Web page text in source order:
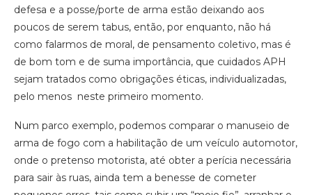
defesa e a posse/porte de arma estão deixando aos
poucos de serem tabus, então, por enquanto, não há
como falarmos de moral, de pensamento coletivo, mas é
de bom tom e de suma importância, que cuidados APH
sejam tratados como obrigações éticas, individualizadas,
pelo menos neste primeiro momento.
Num parco exemplo, podemos comparar o manuseio de
arma de fogo com a habilitação de um veículo automotor,
onde o pretenso motorista, até obter a perícia necessária
para sair às ruas, ainda tem a benesse de cometer